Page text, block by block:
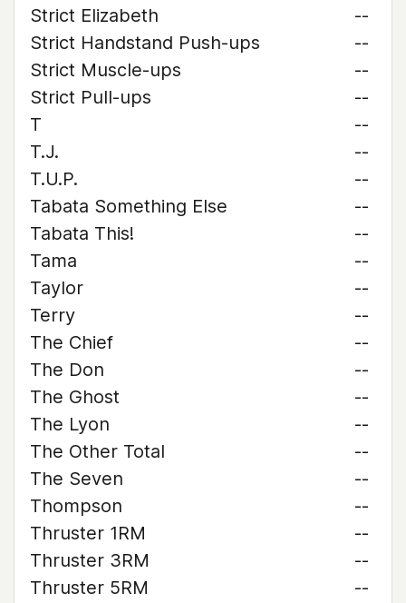
Strict Elizabeth
--
Strict Handstand Push-ups
--
Strict Muscle-ups
--
Strict Pull-ups
--
T
--
T.J.
--
T.U.P.
--
Tabata Something Else
--
Tabata This!
--
Tama
--
Taylor
--
Terry
--
The Chief
--
The Don
--
The Ghost
--
The Lyon
--
The Other Total
--
The Seven
--
Thompson
--
Thruster 1RM
--
Thruster 3RM
--
Thruster 5RM
--